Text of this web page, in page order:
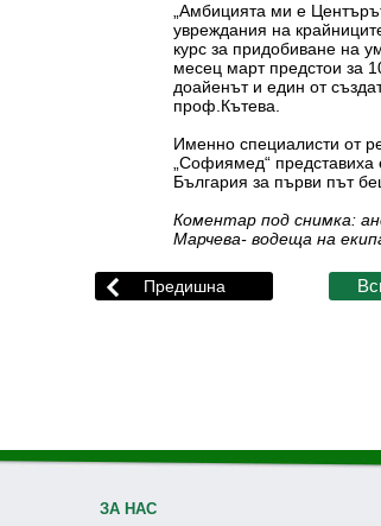
„Амбицията ми е
увреждания на
курс за придобиване на
месец март предстои за
доайенът и един от
проф.Кътева.
Именно специалисти от
„Софиямед“
България за първи път
Коментар под снимка:
Марчева- водеща на
ЗА НАС